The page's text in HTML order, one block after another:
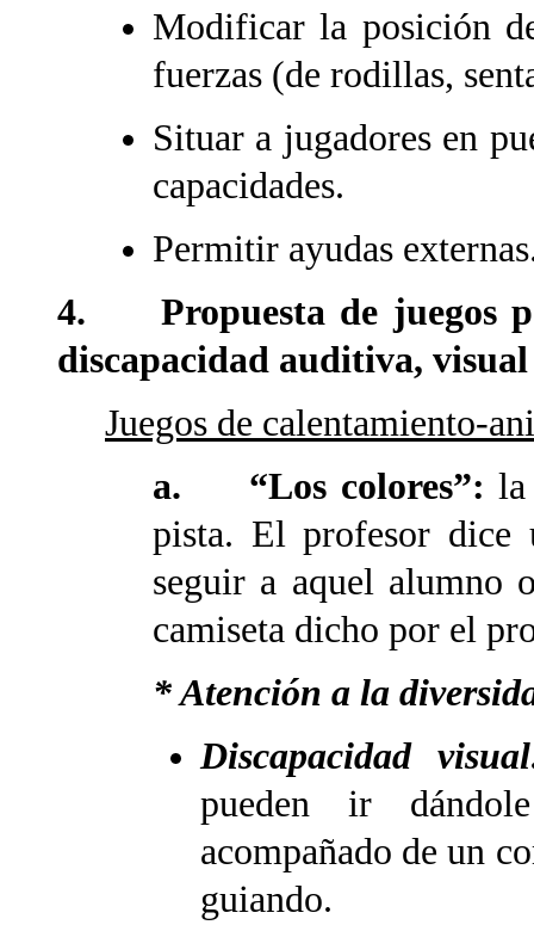
Modificar la posición
fuerzas (de rodillas,
Situar a jugadores en
capacidades.
Permitir ayudas
4. Propuesta de juegos
discapacidad auditiva,
Juegos de calentamiento-
a. “Los colores”:la
pista. El profesor dice
seguir a aquel alumno
camiseta dicho por el
* Atención a la
Discapacidad
pueden ir
acompañado de un
guiando.